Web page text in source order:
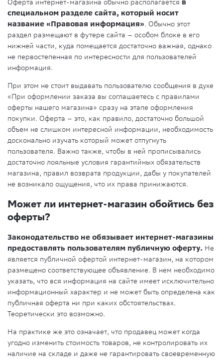
специальном разделе сайта, который носит
название «Правовая информация». Обычно этот
раздел размещают в футере сайта – особом блоке в его
нижней части, куда помещается достаточно важная, однако
не первостепенная по интересности для пользователей
информация.
При этом не стоит выдавать пользователю сообщения в духе
«При оформлении заказа вы соглашаетесь с правилами
оферты нашего магазина» сразу на этапе оформления
покупки. Оферта – это, как правило, достаточно большой
объем не слишком интересной информации, необходимость
досконально изучать который может отпугнуть
пользователя. Важно также, чтобы в ней прописывались
достаточно лояльные условия гарантийных обязательств
магазина, правил возврата продукции, дабы у покупателей
не возникало ощущения, что их права принижаются.
Может ли интернет-магазин обойтись без
оферты?
Законодательство не обязывает интернет-магазины
предоставлять пользователям публичную оферту. Не
является публичной офертой интернет-магазин, на котором
размещено соответствующее объявление. В нем необходимо
указать, что вся информация на сайте имеет исключительно
информационный характер и не может быть определена как
публичная оферта ни при каких обстоятельствах.
Теоретически это возможно.
На практике же это означает, что продавец может когда
угодно изменить стоимость товаров, не контролировать их
наличие на складе и даже не гарантировать своевременную